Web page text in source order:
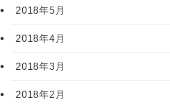
2018年5月
2018年4月
2018年3月
2018年2月